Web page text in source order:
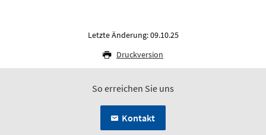
Letzte Änderung: 09.10.25
Druckversion
So erreichen Sie uns
Kontakt